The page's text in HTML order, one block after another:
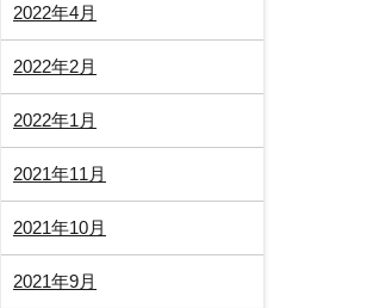
2022年4月
2022年2月
2022年1月
2021年11月
2021年10月
2021年9月